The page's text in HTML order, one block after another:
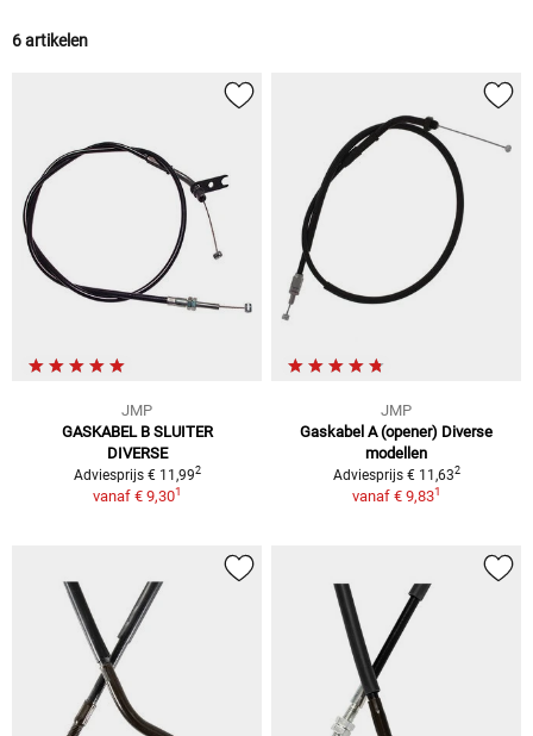
6 artikelen
JMP
GASKABEL B SLUITER
DIVERSE
Adviesprijs € 11,992
vanaf € 9,301
JMP
Gaskabel A (opener) Diverse
modellen
Adviesprijs € 11,632
vanaf € 9,831